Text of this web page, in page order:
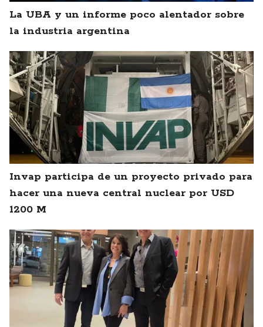
La UBA y un informe poco alentador sobre
la industria argentina
Invap participa de un proyecto privado para
hacer una nueva central nuclear por USD
1200 M